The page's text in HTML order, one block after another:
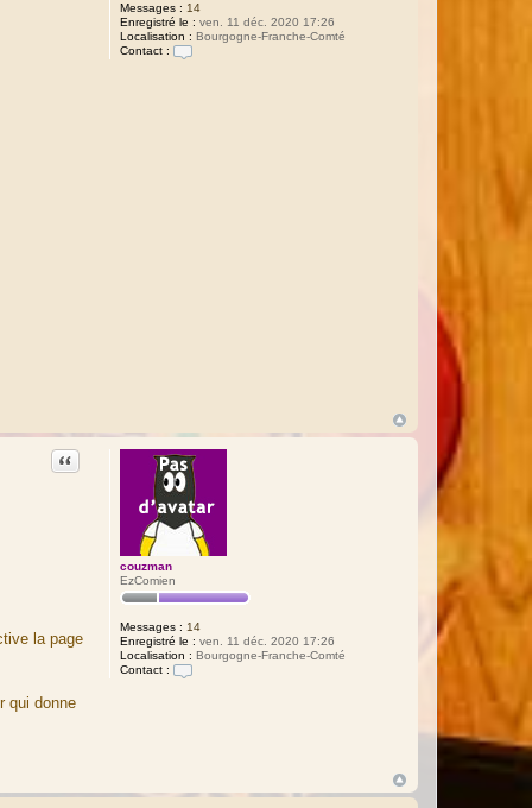
Messages : 14
Enregistré le : ven. 11 déc. 2020 17:26
Localisation : Bourgogne-Franche-Comté
Contact :
couzman
EzComien
Messages : 14
Enregistré le : ven. 11 déc. 2020 17:26
Localisation : Bourgogne-Franche-Comté
Contact :
r
Citation
la page
qui donne